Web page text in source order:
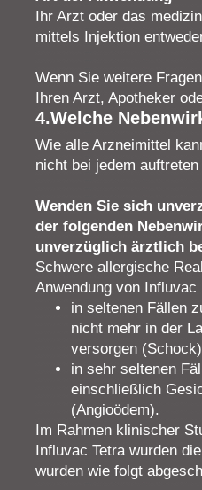
Ihr Arzt oder das
mittels Injektion
Wenn Sie weitere
Ihren Arzt, Apotheker
4.Welche
Wie alle Arzneimittel
nicht bei jedem
Wenden Sie sich
der folgenden
unverzüglich ärztlich
Schwere allergische
Anwendung von
in seltenen Fällen
nicht mehr in der
versorgen
in sehr seltenen
einschließlich
(Angioödem).
Im Rahmen klinischer
Influvac Tetra wurden
wurden wie folgt